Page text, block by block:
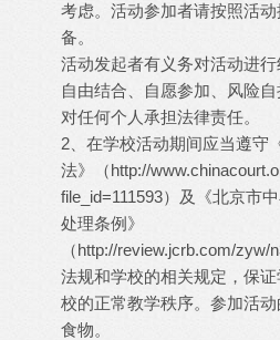
考虑。活动参加者请按照活
备。
活动发起者有义务对活动进
自由结合、自愿参加、风险
对任何个人承担法律责任。
2、在学校活动期间应当遵守
法》（http://
file_id=111593）及《北京市
处理条例》
（http://review.jcrb.com/zyw/
法规和学校的相关规定，保
校的正常教学秩序。参加活
食物。